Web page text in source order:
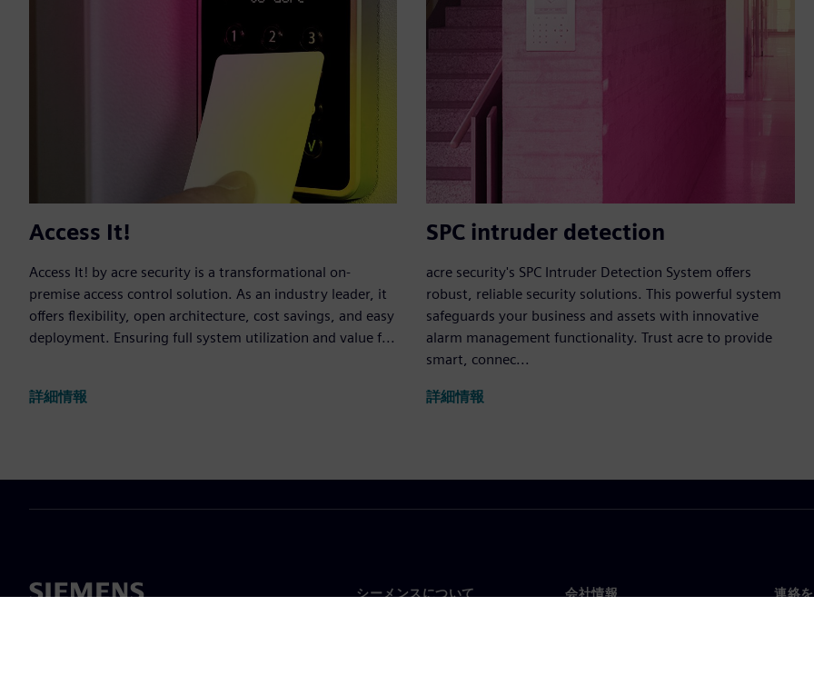
Access It!
Access It! by acre security is a transformational on-
premise access control solution. As an industry leader, it
offers flexibility, open architecture, cost savings, and easy
deployment. Ensuring full system utilization and value f...
詳細情報
SPC intruder detection
acre security's SPC Intruder Detection System offers
robust, reliable security solutions. This powerful system
safeguards your business and assets with innovative
alarm management functionality. Trust acre to provide
smart, connec...
詳細情報
シーメンスについて 会社情報 連絡